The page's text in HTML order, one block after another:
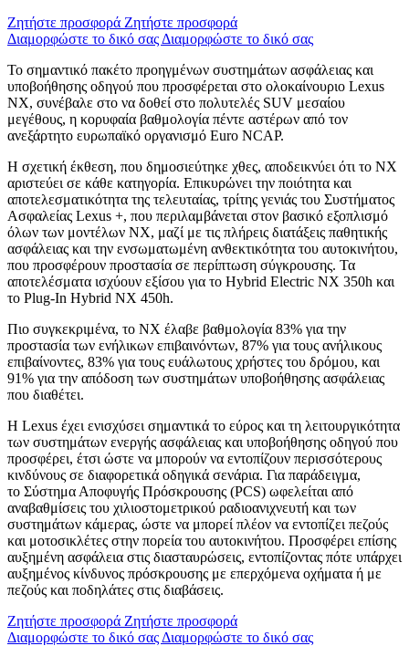
Ζητήστε προσφορά Ζητήστε προσφορά
Διαμορφώστε το δικό σας Διαμορφώστε το δικό σας
Το σημαντικό πακέτο προηγμένων συστημάτων ασφάλειας και
υποβοήθησης οδηγού που προσφέρεται στο ολοκαίνουριο Lexus
NX, συνέβαλε στο να δοθεί στο πολυτελές SUV μεσαίου
μεγέθους, η κορυφαία βαθμολογία πέντε αστέρων από τον
ανεξάρτητο ευρωπαϊκό οργανισμό Euro NCAP.
Η σχετική έκθεση, που δημοσιεύτηκε χθες, αποδεικνύει ότι το ΝΧ
αριστεύει σε κάθε κατηγορία. Επικυρώνει την ποιότητα και
αποτελεσματικότητα της τελευταίας, τρίτης γενιάς του Συστήματος
Ασφαλείας Lexus +, που περιλαμβάνεται στον βασικό εξοπλισμό
όλων των μοντέλων ΝΧ, μαζί με τις πλήρεις διατάξεις παθητικής
ασφάλειας και την ενσωματωμένη ανθεκτικότητα του αυτοκινήτου,
που προσφέρουν προστασία σε περίπτωση σύγκρουσης. Τα
αποτελέσματα ισχύουν εξίσου για το Hybrid Electric NX 350h και
το Plug-In Hybrid NX 450h.
Πιο συγκεκριμένα, το ΝΧ έλαβε βαθμολογία 83% για την
προστασία των ενήλικων επιβαινόντων, 87% για τους ανήλικους
επιβαίνοντες, 83% για τους ευάλωτους χρήστες του δρόμου, και
91% για την απόδοση των συστημάτων υποβοήθησης ασφάλειας
που διαθέτει.
Η Lexus έχει ενισχύσει σημαντικά το εύρος και τη λειτουργικότητα
των συστημάτων ενεργής ασφάλειας και υποβοήθησης οδηγού που
προσφέρει, έτσι ώστε να μπορούν να εντοπίζουν περισσότερους
κινδύνους σε διαφορετικά οδηγικά σενάρια. Για παράδειγμα,
το Σύστημα Αποφυγής Πρόσκρουσης (PCS) ωφελείται από
αναβαθμίσεις του χιλιοστομετρικού ραδιοανιχνευτή και των
συστημάτων κάμερας, ώστε να μπορεί πλέον να εντοπίζει πεζούς
και μοτοσικλέτες στην πορεία του αυτοκινήτου. Προσφέρει επίσης
αυξημένη ασφάλεια στις διασταυρώσεις, εντοπίζοντας πότε υπάρχει
αυξημένος κίνδυνος πρόσκρουσης με επερχόμενα οχήματα ή με
πεζούς και ποδηλάτες στις διαβάσεις.
Ζητήστε προσφορά Ζητήστε προσφορά
Διαμορφώστε το δικό σας Διαμορφώστε το δικό σας